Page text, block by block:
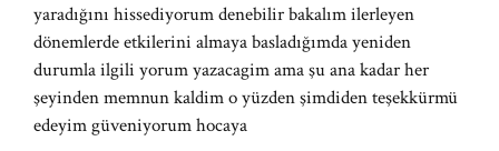
yaradığını hissediyorum denebilir bakalım ilerleyen
dönemlerde etkilerini almaya basladığımda yeniden
durumla ilgili yorum yazacagim ama şu ana kadar her
şeyinden memnun kaldim o yüzden şimdiden teşekkürmü
edeyim güveniyorum hocaya